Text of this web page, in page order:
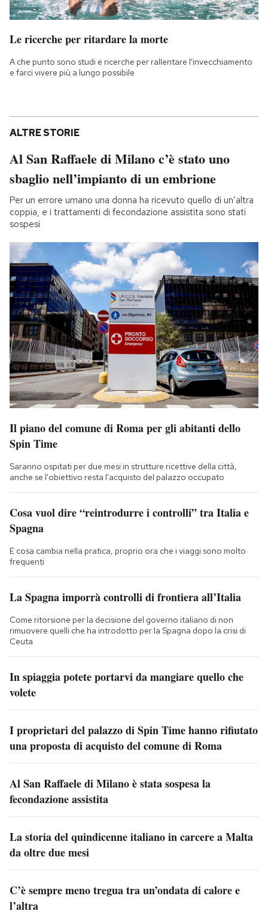
Le ricerche per ritardare la morte
A che punto sono studi e ricerche per rallentare l'invecchiamento
e farci vivere più a lungo possibile
ALTRE STORIE
Al San Raffaele di Milano c’è stato uno
sbaglio nell’impianto di un embrione
Per un errore umano una donna ha ricevuto quello di un’altra
coppia, e i trattamenti di fecondazione assistita sono stati
sospesi
Il piano del comune di Roma per gli abitanti dello
Spin Time
Saranno ospitati per due mesi in strutture ricettive della città,
anche se l'obiettivo resta l'acquisto del palazzo occupato
Cosa vuol dire “reintrodurre i controlli” tra Italia e
Spagna
E cosa cambia nella pratica, proprio ora che i viaggi sono molto
frequenti
La Spagna imporrà controlli di frontiera all’Italia
Come ritorsione per la decisione del governo italiano di non
rimuovere quelli che ha introdotto per la Spagna dopo la crisi di
Ceuta
In spiaggia potete portarvi da mangiare quello che
volete
I proprietari del palazzo di Spin Time hanno rifiutato
una proposta di acquisto del comune di Roma
Al San Raffaele di Milano è stata sospesa la
fecondazione assistita
La storia del quindicenne italiano in carcere a Malta
da oltre due mesi
C’è sempre meno tregua tra un’ondata di calore e
l’altra